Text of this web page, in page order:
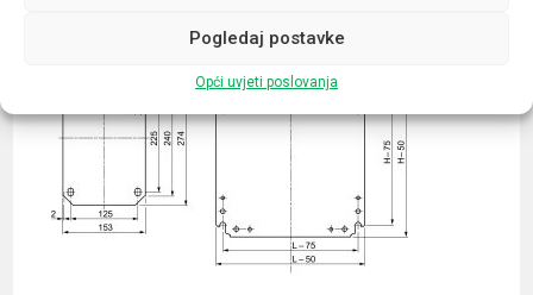
Pogledaj postavke
Opći uvjeti poslovanja